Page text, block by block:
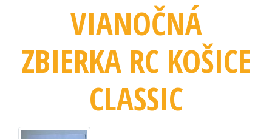
VIANOČNÁ
ZBIERKA RC KOŠICE
CLASSIC